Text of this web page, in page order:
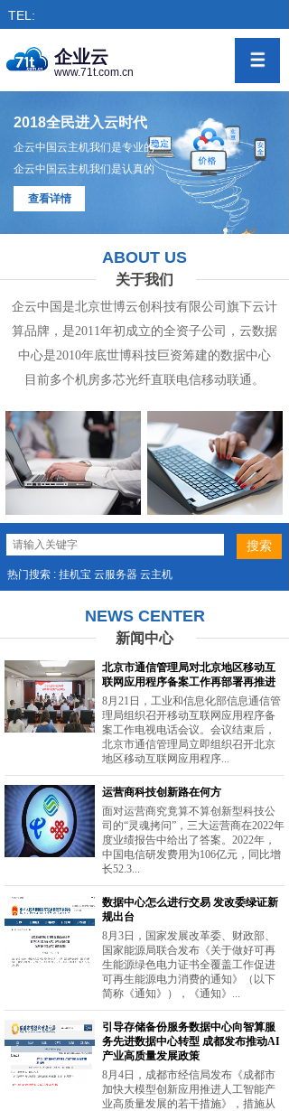
TEL:
企业云
www.71t.com.cn
2018全民进入云时代
企云中国云主机我们是专业的
企云中国云主机我们是认真的
查看详情
ABOUT US
关于我们
企云中国是北京世博云创科技有限公司旗下云计
算品牌，是2011年初成立的全资子公司， 云数据
中心是2010年底世博科技巨资筹建的数据中心
目前多个机房多芯光纤直联电信移动联通。
热门搜索 : 挂机宝 云服务器 云主机
NEWS CENTER
新闻中心
北京市通信管理局对北京地区移动互
联网应用程序备案工作再部署再推进
8月21日，工业和信息化部信息通信管
理局组织召开移动互联网应用程序备
案工作电视电话会议。会议结束后，
北京市通信管理局立即组织召开北京
地区移动互联网应用程序...
运营商科技创新路在何方
面对运营商究竟算不算创新型科技公
司的“灵魂拷问”，三大运营商在2022年
度业绩报告中给出了答案。2022年，
中国电信研发费用为106亿元，同比增
长52.3...
数据中心怎么进行交易 发改委绿证新
规出台
8月3日，国家发展改革委、财政部、
国家能源局联合发布《关于做好可再
生能源绿色电力证书全覆盖工作促进
可再生能源电力消费的通知》（以下
简称《通知》），《通知》...
引导存储备份服务数据中心向智算服
务先进数据中心转型 成都发布推动AI
产业高质量发展政策
8月4日，成都市经信局发布《成都市
加快大模型创新应用推进人工智能产
业高质量发展的若干措施》，措施从